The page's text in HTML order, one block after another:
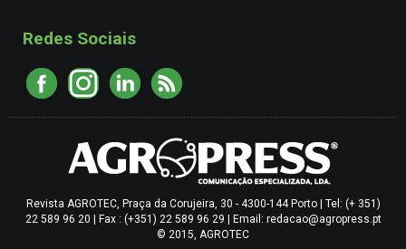
Redes Sociais
Revista AGROTEC, Praça da Corujeira, 30 - 4300-144 Porto | Tel: (+ 351)
22 589 96 20 | Fax : (+351) 22 589 96 29 | Email: redacao@agropress.pt
© 2015, AGROTEC